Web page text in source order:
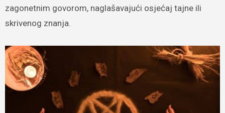
zagonetnim govorom, naglašavajući osjećaj tajne ili
skrivenog znanja.